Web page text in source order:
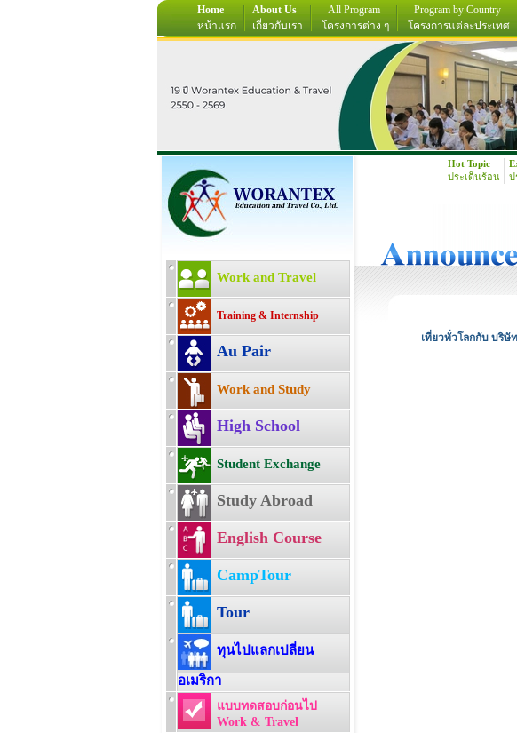
Home
หน้าแรก
About Us
เกี่ยวกับเรา
All Program
โครงการต่าง ๆ
Program by Country
โครงการแต่ละประเทศ
Work and Travel
Training & Internship
Au Pair
Work and Study
High School
Student Exchange
Study Abroad
English Course
CampTour
Tour
ทุนไปแลกเปลี่ยน
อเมริกา
แบบทดสอบก่อนไป
Work & Travel
Hot Topic
ประเด็นร้อน
ป
เที่ยวทั่วโลกกับ บริษั